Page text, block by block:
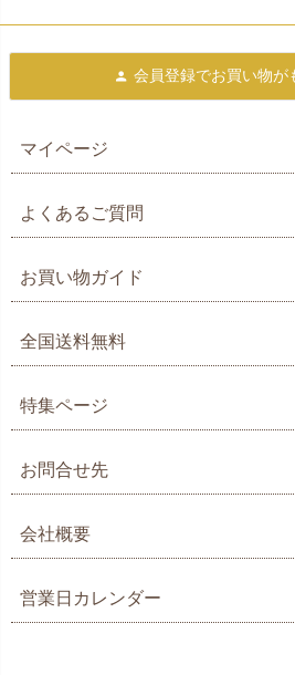
会員登録でお買い物が
マイページ
よくあるご質問
お買い物ガイド
全国送料無料
特集ページ
お問合せ先
会社概要
営業日カレンダー